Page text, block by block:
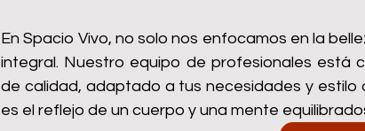
En Spacio Vivo, no solo nos enfocamos en la
integral. Nuestro equipo de profesionales está
de calidad, adaptado a tus necesidades y estilo
es el reflejo de un cuerpo y una mente